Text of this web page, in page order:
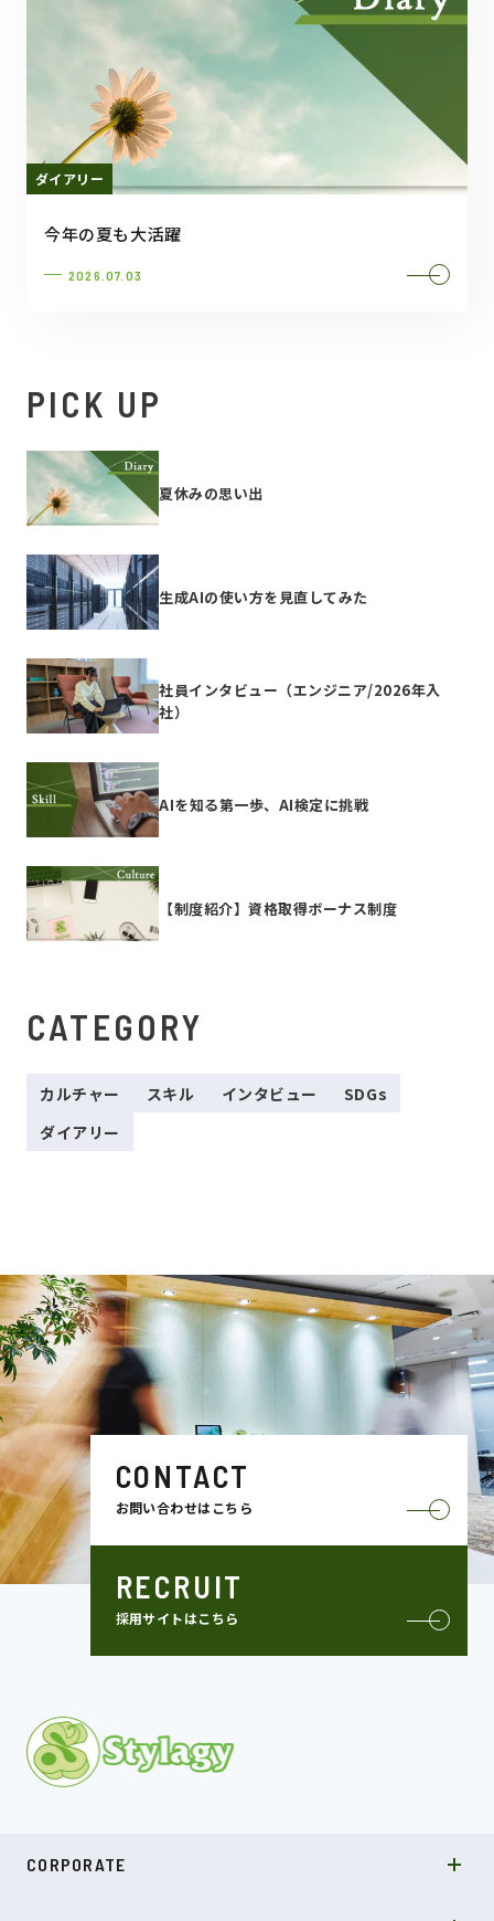
ダイアリー
今年の夏も大活躍
2026.07.03
PICK UP
夏休みの思い出
生成AIの使い方を見直してみた
社員インタビュー（エンジニア/2026年入
社）
AIを知る第一歩、AI検定に挑戦
【制度紹介】資格取得ボーナス制度
CATEGORY
カルチャー スキル インタビュー
SDGs
ダイアリー
CONTACT
お問い合わせはこちら
RECRUIT
採用サイトはこちら
CORPORATE
COMPANY